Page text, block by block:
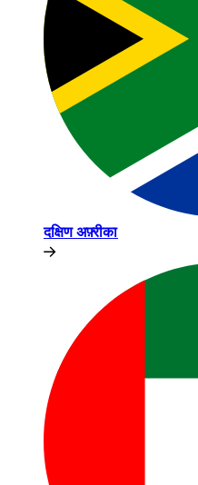
दक्षिण अफ़्रीका​​